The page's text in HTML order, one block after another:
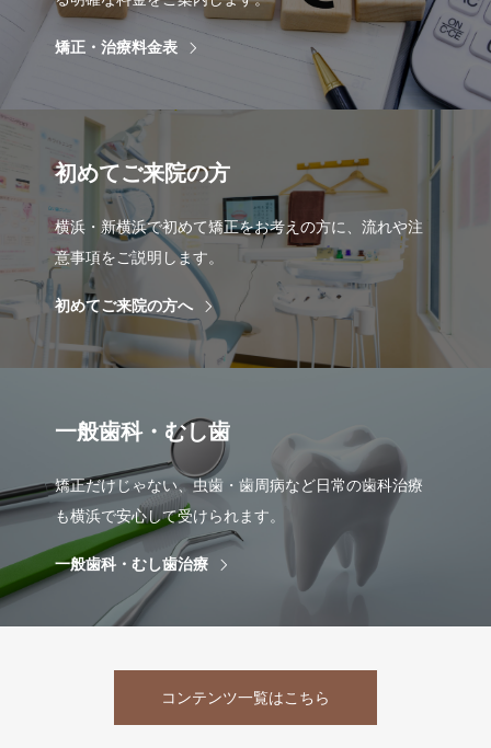
矯正・治療料金表
初めてご来院の方
横浜・新横浜で初めて矯正をお考えの方に、流れや注
意事項をご説明します。
初めてご来院の方へ
一般歯科・むし歯
矯正だけじゃない、虫歯・歯周病など日常の歯科治療
も横浜で安心して受けられます。
一般歯科・むし歯治療
コンテンツ一覧はこちら